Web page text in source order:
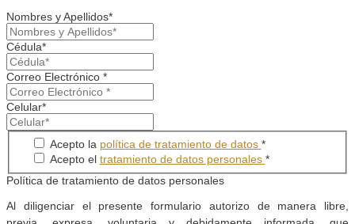
Nombres y Apellidos*
Cédula*
Correo Electrónico *
Celular*
Acepto la política de tratamiento de datos *
Acepto el tratamiento de datos personales *
Política de tratamiento de datos personales
Al diligenciar el presente formulario autorizo de manera libre,